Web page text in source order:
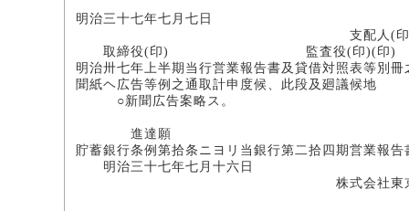
明治三十七年七月七日
支配人(印
取締役(印) 監査役(印)(印)
明治卅七年上半期当行営業報告書及貸借対照表等別
聞紙ヘ広告等例之通取計申度候、此段及廻議候地
○新聞広告案略ス。
進達願
貯蓄銀行条例第拾条ニヨリ当銀行第二拾四期営業報
明治三十七年七月十六日
株式会社東京貯蓄